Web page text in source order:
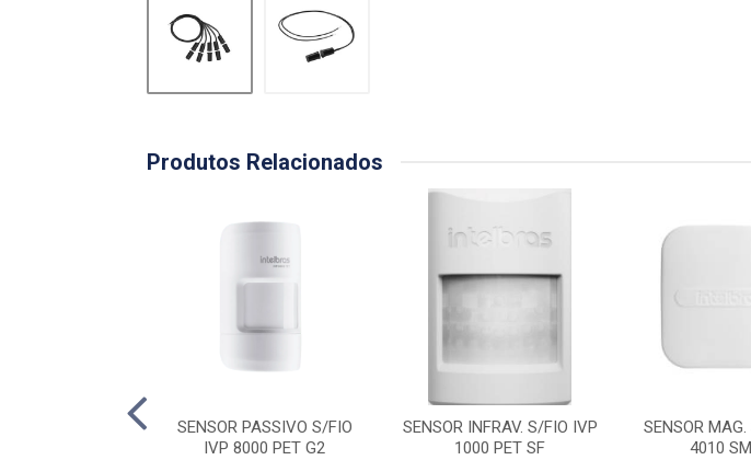
Produtos Relacionados
SENSOR PASSIVO S/FIO
IVP 8000 PET G2
SENSOR INFRAV. S/FIO IVP
1000 PET SF
SENSOR
4010